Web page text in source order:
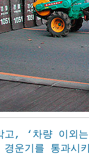
고, ‘차량 이외
경운기를 통과시